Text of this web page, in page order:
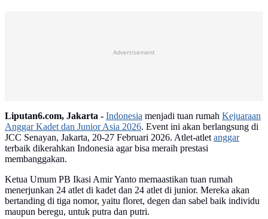
Advertisement
Liputan6.com, Jakarta - Indonesia menjadi tuan rumah Kejuaraan
Anggar Kadet dan Junior Asia 2026. Event ini akan berlangsung di
JCC Senayan, Jakarta, 20-27 Februari 2026. Atlet-atletanggar
terbaik dikerahkan Indonesia agar bisa meraih prestasi
membanggakan.
Ketua Umum PB Ikasi Amir Yanto memaastikan tuan rumah
menerjunkan 24 atlet di kadet dan 24 atlet di junior. Mereka akan
bertanding di tiga nomor, yaitu floret, degen dan sabel baik individu
maupun beregu, untuk putra dan putri.